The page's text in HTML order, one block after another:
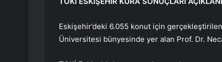
Eskişehir’deki 6.055 konut için
Üniversitesi bünyesinde yer alan Prof. Dr.